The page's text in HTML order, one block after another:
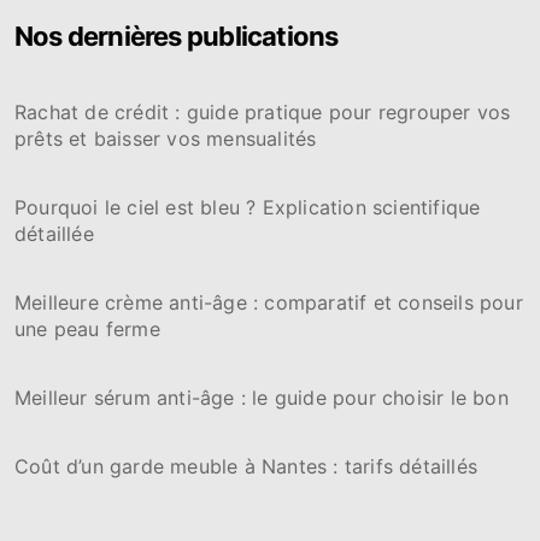
Nos dernières publications
Rachat de crédit : guide pratique pour regrouper vos
prêts et baisser vos mensualités
Pourquoi le ciel est bleu ? Explication scientifique
détaillée
Meilleure crème anti-âge : comparatif et conseils pour
une peau ferme
Meilleur sérum anti-âge : le guide pour choisir le bon
Coût d’un garde meuble à Nantes : tarifs détaillés